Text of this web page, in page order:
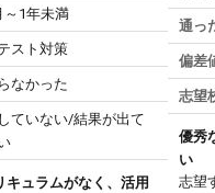
～1年未満
スト対策
なかった
ていない/結果が出て
キュラムがなく、活用
通っ
偏差
志望
優秀
い
志望